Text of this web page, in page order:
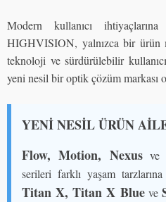
Modern kullanıcı
HIGHVISION, yalnızca bir ürün
teknoloji ve sürdürülebilir
yeni nesil bir optik çözüm markası
YENİ NESİL ÜRÜN
Flow, Motion, Nexus
serileri farklı yaşam
Titan X, Titan X Blueve